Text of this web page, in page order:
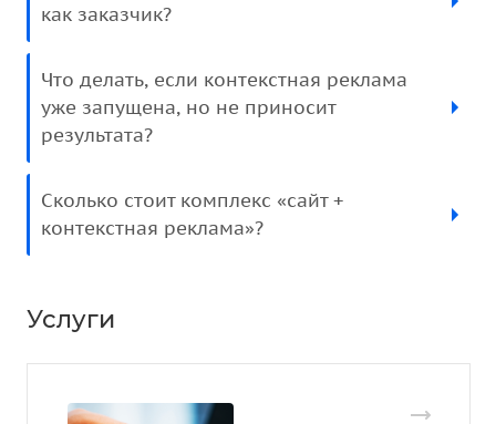
как заказчик?
Что делать, если контекстная реклама
уже запущена, но не приносит
результата?
Сколько стоит комплекс «сайт +
контекстная реклама»?
Услуги